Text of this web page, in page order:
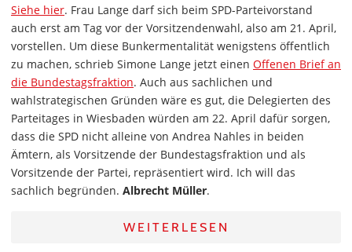
Siehe hier. Frau Lange darf sich beim SPD-Parteivorstand
auch erst am Tag vor der Vorsitzendenwahl, also am 21. April,
vorstellen. Um diese Bunkermentalität wenigstens öffentlich
zu machen, schrieb Simone Lange jetzt einen Offenen Brief an
die Bundestagsfraktion. Auch aus sachlichen und
wahlstrategischen Gründen wäre es gut, die Delegierten des
Parteitages in Wiesbaden würden am 22. April dafür sorgen,
dass die SPD nicht alleine von Andrea Nahles in beiden
Ämtern, als Vorsitzende der Bundestagsfraktion und als
Vorsitzende der Partei, repräsentiert wird. Ich will das
sachlich begründen. Albrecht Müller.
WEITERLESEN